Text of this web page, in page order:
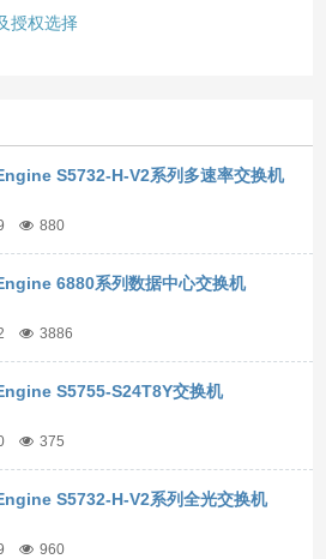
授权选择
S5732-H-V2系列多速率交换机
880
6880系列数据中心交换机
3886
S5755-S24T8Y交换机
375
S5732-H-V2系列全光交换机
960